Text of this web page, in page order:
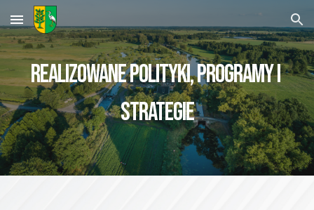
Skip to main content Skip to navigation
REALIZOWANE POLITYKI, PROGRAMY I
STRATEGIE